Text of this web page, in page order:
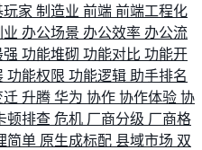
玩家 制造业 前端 前端工程化
业 办公场景 办公效率 办公流
强 功能堆砌 功能对比 功能开
功能权限 功能逻辑 助手排名
迁 升腾 华为 协作 协作体验 协
顿排查 危机 厂商分级 厂商格
简单 原生成标配 县域市场 双